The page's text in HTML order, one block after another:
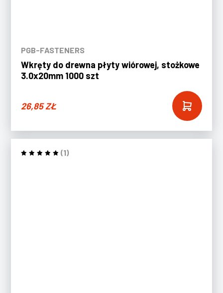
PGB-FASTENERS
Wkręty do drewna płyty wiórowej, stożkowe
3.0x20mm 1000 szt
26,85ZŁ
(1)